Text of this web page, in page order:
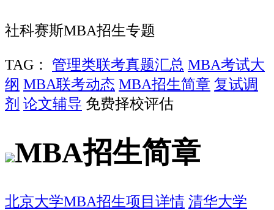
社科赛斯MBA招生专题
TAG： 管理类联考真题汇总 MBA考试大
纲 MBA联考动态 MBA招生简章 复试调
剂 论文辅导 免费择校评估
MBA招生简章
北京大学MBA招生项目详情 清华大学